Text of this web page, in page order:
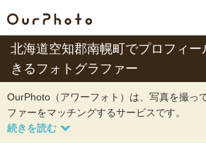
北海道空知郡南幌町でプロフィ
きるフォトグラファー
OurPhoto（アワーフォト）は、写真を撮っ
ファーをマッチングするサービスです。